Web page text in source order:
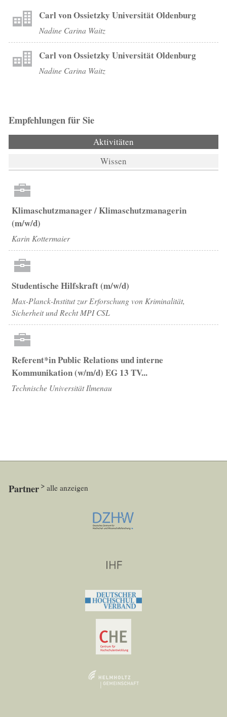
Carl von Ossietzky Universität Oldenburg
Nadine Carina Waitz
Carl von Ossietzky Universität Oldenburg
Nadine Carina Waitz
Empfehlungen für Sie
Aktivitäten
Wissen
Klimaschutzmanager / Klimaschutzmanagerin
(m/w/d)
Karin Kottermaier
Studentische Hilfskraft (m/w/d)
Max-Planck-Institut zur Erforschung von Kriminalität,
Sicherheit und Recht MPI CSL
Referent*in Public Relations und interne
Kommunikation (w/m/d) EG 13 TV...
Technische Universität Ilmenau
Partner alle anzeigen